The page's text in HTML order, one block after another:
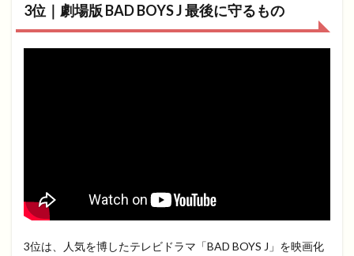
3位｜劇場版 BAD BOYS J 最後に守るもの
3位は、人気を博したテレビドラマ「BAD BOYS J」を映画化